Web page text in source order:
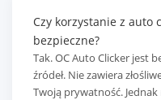
Czy korzystanie z auto
bezpieczne?
Tak. OC Auto Clicker jest
źródeł. Nie zawiera
Twoją prywatność.